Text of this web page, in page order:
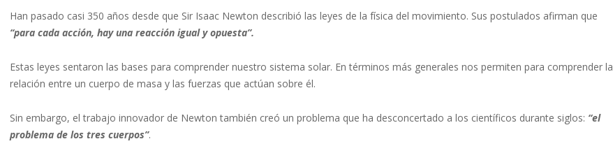
Han pasado casi 350 años desde que Sir Isaac Newton describió las leyes de la física del movimiento. Sus postulados afirman que
“para cada acción, hay una reacción igual y opuesta”.
Estas leyes sentaron las bases para comprender nuestro sistema solar. En términos más generales nos permiten para comprender la
relación entre un cuerpo de masa y las fuerzas que actúan sobre él.
Sin embargo, el trabajo innovador de Newton también creó un problema que ha desconcertado a los científicos durante siglos: “el
problema de los tres cuerpos”.